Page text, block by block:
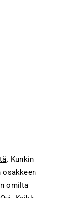
. Kunkin
osakkeen
omilta